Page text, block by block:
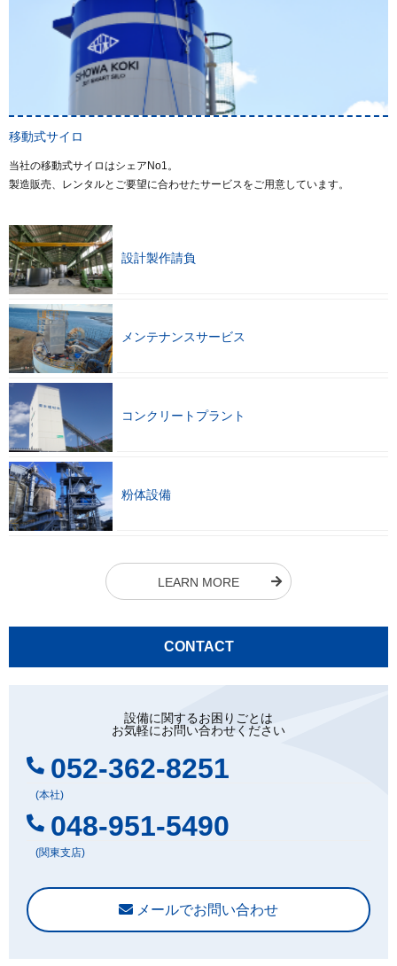
移動式サイロ
当社の移動式サイロはシェアNo1。
製造販売、レンタルとご要望に合わせたサービスをご用意しています。
設計製作請負
メンテナンスサービス
コンクリートプラント
粉体設備
LEARN MORE
CONTACT
設備に関するお困りごとは
お気軽にお問い合わせください
052-362-8251
(本社)
048-951-5490
(関東支店)
メールでお問い合わせ